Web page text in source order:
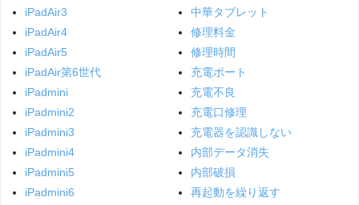
iPadAir3
iPadAir4
iPadAir5
iPadAir第6世代
iPadmini
iPadmini2
iPadmini3
iPadmini4
iPadmini5
iPadmini6
中華タブレット
修理料金
修理時間
充電ポート
充電不良
充電口修理
充電器を認識しない
内部データ消失
内部破損
再起動を繰り返す